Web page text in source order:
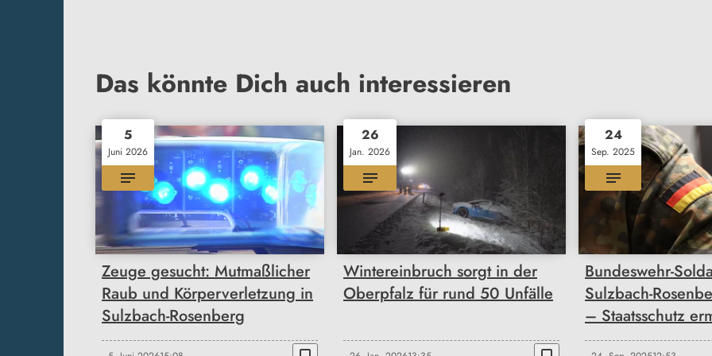
Das könnte Dich auch interessieren
5
Juni 2026
Zeuge gesucht: Mutmaßlicher
Raub und Körperverletzung in
Sulzbach-Rosenberg
26
Jan. 2026
Wintereinbruch sorgt in der
Oberpfalz für rund 50 Unfälle
24
Sep. 2025
Bundeswehr-
Sulzbach-
– Staatsschutz